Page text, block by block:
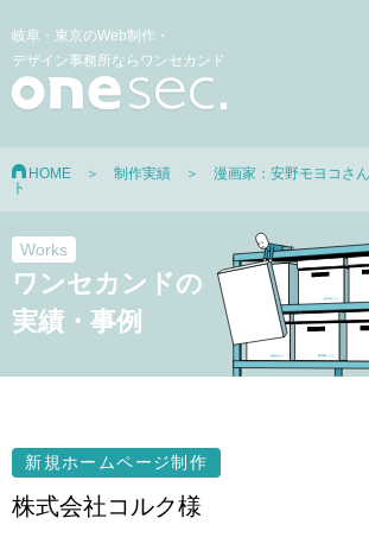
岐阜・東京のWeb制作・
デザイン事務所ならワンセカンド
HOME ＞ 制作実績 ＞ 漫画家：安野モヨコさん
ト
Works
ワンセカンドの
実績・事例
新規ホームページ制作
株式会社コルク様